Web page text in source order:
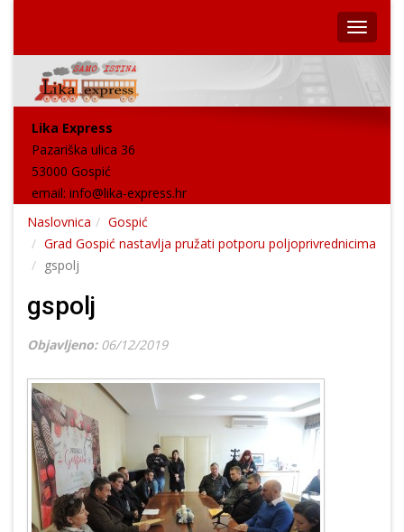
Lika Express
Pazariška ulica 36
53000 Gospić
email: info@lika-express.hr
Naslovnica
Gospić
Grad Gospić nastavlja pružati potporu poljoprivrednicima
gspolj
gspolj
Objavljeno: 06/12/2019